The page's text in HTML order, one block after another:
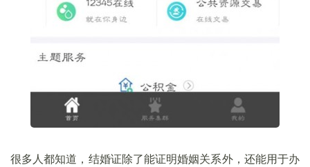
很多人都知道，结婚证除了能证明婚姻关系外，还能用于办